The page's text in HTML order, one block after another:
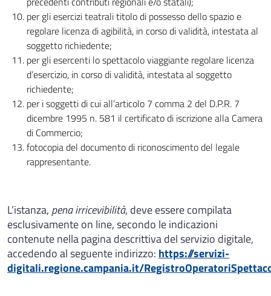
per gli esercizi teatrali titolo di possesso dello spazio e
regolare licenza di agibilità, in corso di validità, intestata al
soggetto richiedente;
per gli esercenti lo spettacolo viaggiante regolare licenza
d’esercizio, in corso di validità, intestata al soggetto
richiedente;
per i soggetti di cui all’articolo 7 comma 2 del D.P.R. 7
dicembre 1995 n. 581 il certificato di iscrizione alla Camera
di Commercio;
fotocopia del documento di riconoscimento del legale
rappresentante.
L’istanza, pena irricevibilità, deve essere compilata
esclusivamente on line, secondo le indicazioni
contenute nella pagina descrittiva del servizio digitale,
accedendo al seguente indirizzo: https://servizi-
digitali.regione.campania.it/